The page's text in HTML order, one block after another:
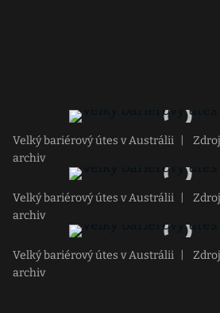
Velký bariérový útes v Austrálii
archiv
Velký bariérový útes v Austrálii
archiv
Velký bariérový útes v Austrálii
archiv